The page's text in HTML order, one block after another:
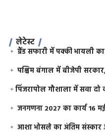
लेटेस्ट
ग्रैंड सफारी में पक्की भायली
पश्चिम बंगाल में बीजेपी
​पिंजरापोल गौशाला में सवा दो
जनगणना 2027 का कार्य 16
आशा भोसले का अंतिम